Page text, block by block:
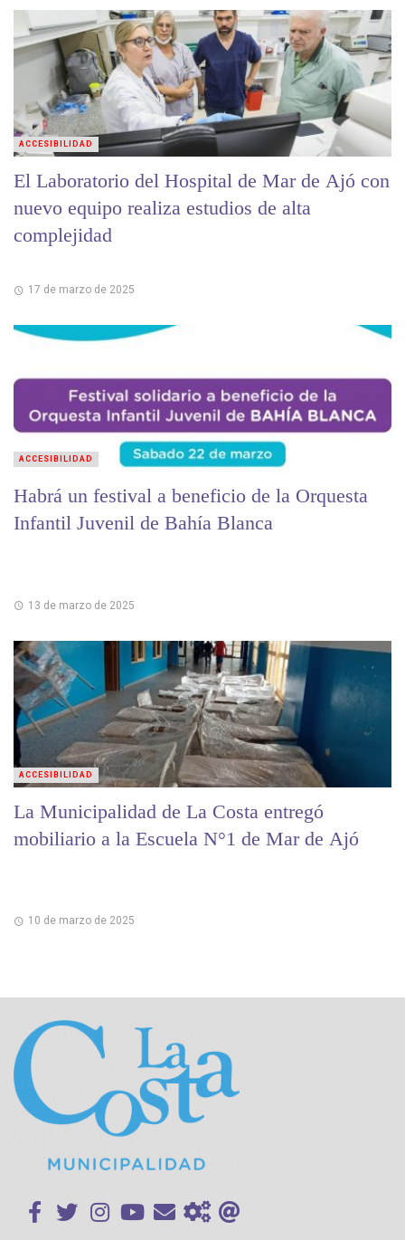
El Laboratorio del Hospital de Mar de Ajó con
nuevo equipo realiza estudios de alta
complejidad
17 de marzo de 2025
ACCESIBILIDAD
Habrá un festival a beneficio de la Orquesta
Infantil Juvenil de Bahía Blanca
13 de marzo de 2025
ACCESIBILIDAD
La Municipalidad de La Costa entregó
mobiliario a la Escuela N°1 de Mar de Ajó
10 de marzo de 2025
ACCESIBILIDAD